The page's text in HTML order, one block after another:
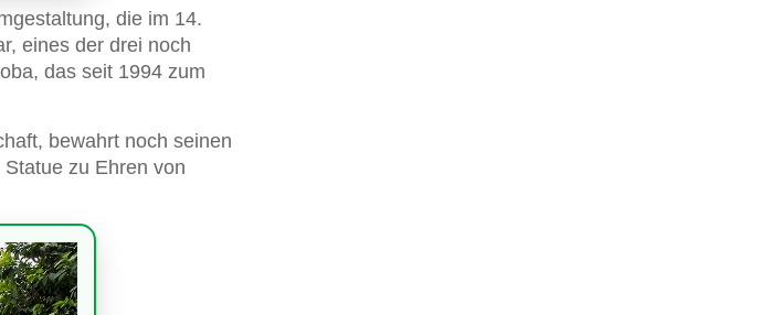
die im 14.
eines der drei noch
das seit 1994 zum
bewahrt noch seinen
zu Ehren von